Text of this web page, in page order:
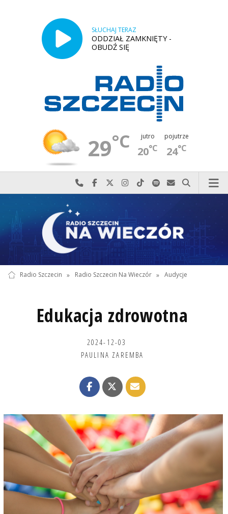
SŁUCHAJ TERAZ
ODDZIAŁ ZAMKNIĘTY -
OBUDŹ SIĘ
29°C jutro
20°C
pojutrze
24°C
Najlepiej po prostu do nas zadzwoń
Odwiedź nas na Facebook-u
Odwiedź nas na X
Odwiedź nas na Instagram-ie
Odwiedź nas na TikTok-u
Szukaj nas na Spotify
Wyślij do nas
Szukaj
Radio Szczecin » Radio Szczecin Na Wieczór » Audycje
Edukacja zdrowotna
2024-12-03
PAULINA ZAREMBA